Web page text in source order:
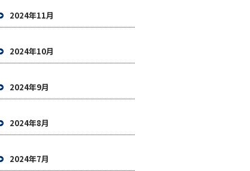
2024年11月
2024年10月
2024年9月
2024年8月
2024年7月